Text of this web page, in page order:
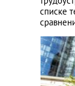
списке